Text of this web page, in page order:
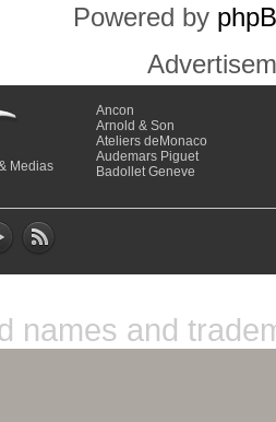
Powered by
Medias
Ancon
Arnold & Son
Ateliers deMonaco
Audemars Piguet
Badollet Geneve
names and